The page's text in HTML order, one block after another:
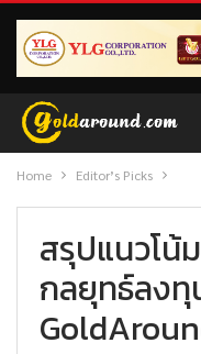
Home Editor’s Picks
สรุปแนวโน้
กลยุทธ์ลงทุ